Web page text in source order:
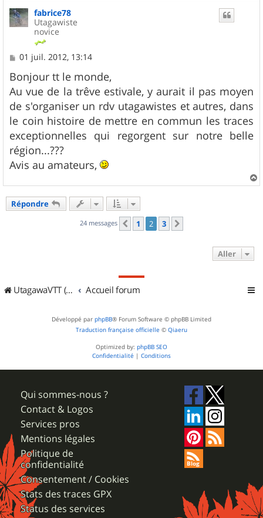
fabrice78
Utagawiste
novice
M
s
s
a
g
e
01 juil. 2012, 13:14
Bonjour tt le monde,
Au vue de la trêve estivale, y aurait il pas moyen
de s'organiser un rdv utagawistes et autres, dans
le coin histoire de mettre en commun les traces
exceptionnelles qui regorgent sur notre belle
région...???
Avis au amateurs,
a
Répondre
24 messages Précédent
1 2 3
Aller
UtagawaVTT (Randos VTT et VTTAE avec traces GPS) Accueil forum
Développé par phpBB® Forum Software © phpBB Limited
Traduction française officielle © Qiaeru
Optimized by: phpBB SEO
Confidentialité | Conditions
Qui sommes-nous ?
Contact & Logos
Services pros
Mentions légales
Politique de
confidentialité
Consentement / Cookies
Stats des traces GPX
Status des services